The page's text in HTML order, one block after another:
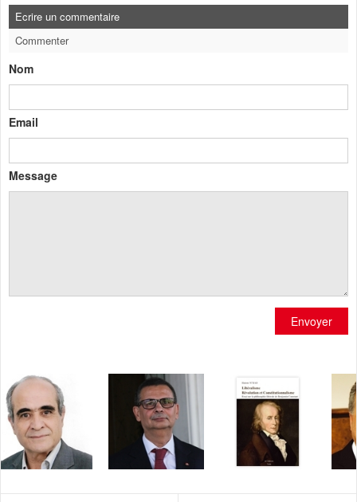
Ecrire un commentaire
Commenter
Nom
Email
Message
Envoyer